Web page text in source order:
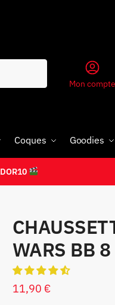
Mon compte
Coques Goodies
WARS BB 8
11,90 €